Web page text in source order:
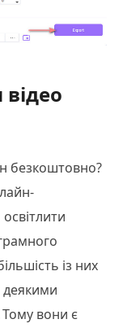
безкоштовно?
із них
вони є